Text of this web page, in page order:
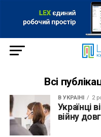
Всі
В УКРАЇНІ 2
Українці
війну